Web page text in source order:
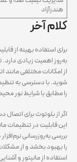
هندزآزاد
کلام آخر
از امکانات مختلفی
شوید. با دسترسی به
را مطابق با شرایط نور
اگر از بلوتوث برای
بررسی به‌روزرسانی
را بهبود بخشد و از